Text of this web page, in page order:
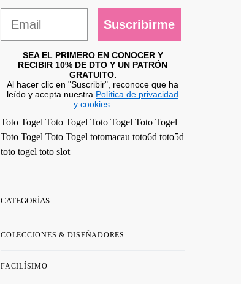
Suscribirme
SEA EL PRIMERO EN CONOCER Y
RECIBIR 10% DE DTO Y UN PATRÓN
GRATUITO.
Al hacer clic en "Suscribir", reconoce que ha
leído y acepta nuestra Política de privacidad
y cookies.
Toto Togel Toto Togel Toto Togel Toto Togel
Toto Togel Toto Togel totomacau toto6d toto5d
toto togel toto slot
CATEGORÍAS
COLECCIONES & DISEÑADORES
FACILÍSIMO